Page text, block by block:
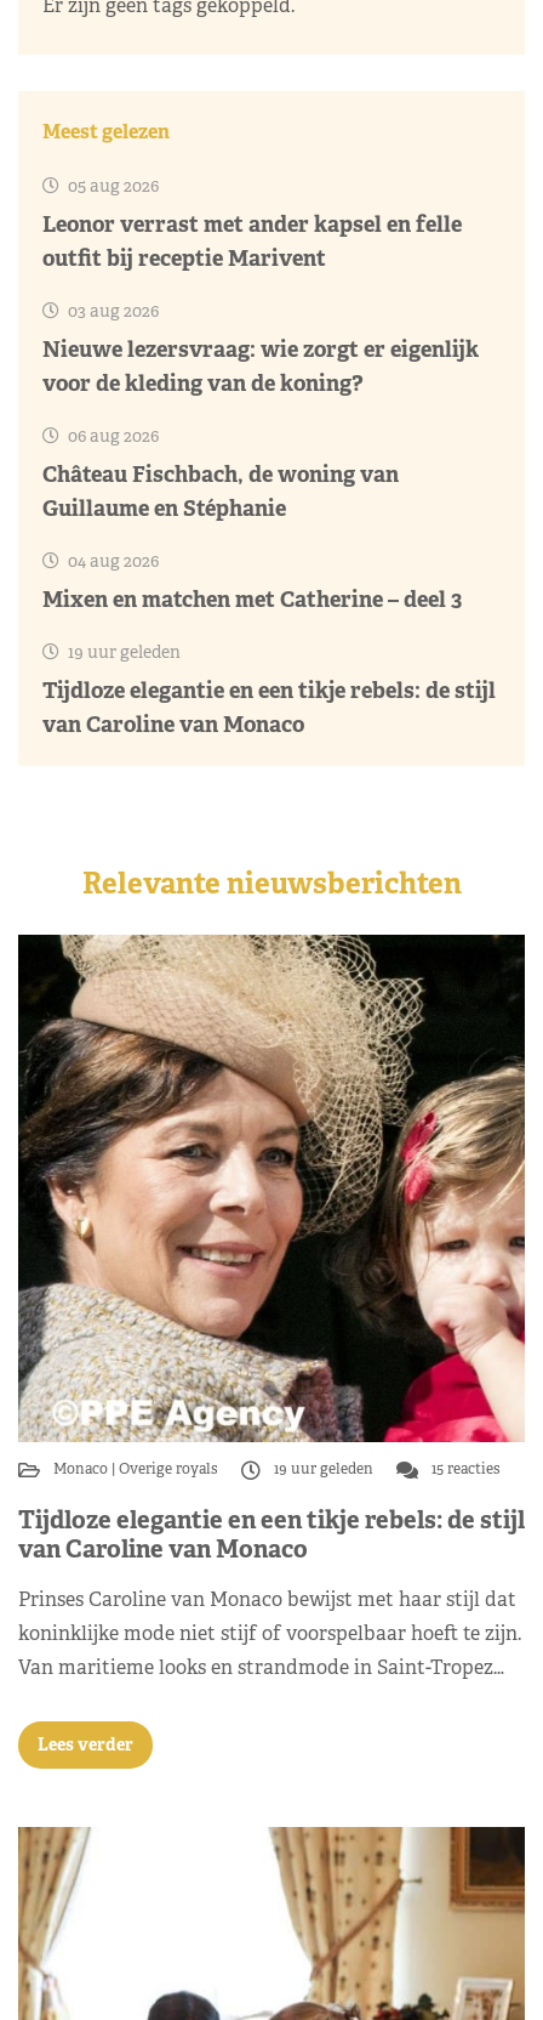
Er zijn geen tags gekoppeld.
Meest gelezen
05 aug 2026
Leonor verrast met ander kapsel en felle
outfit bij receptie Marivent
03 aug 2026
Nieuwe lezersvraag: wie zorgt er eigenlijk
voor de kleding van de koning?
06 aug 2026
Château Fischbach, de woning van
Guillaume en Stéphanie
04 aug 2026
Mixen en matchen met Catherine – deel 3
19 uur geleden
Tijdloze elegantie en een tikje rebels: de stijl
van Caroline van Monaco
Relevante nieuwsberichten
Monaco Overige royals 19 uur geleden 15 reacties
Tijdloze elegantie en een tikje rebels: de stijl
van Caroline van Monaco
Prinses Caroline van Monaco bewijst met haar stijl dat
koninklijke mode niet stijf of voorspelbaar hoeft te zijn.
Van maritieme looks en strandmode in Saint-Tropez…
Lees verder